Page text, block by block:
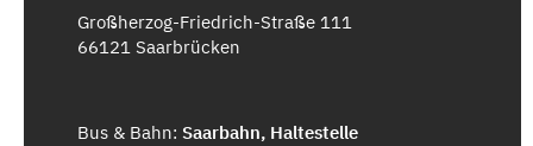
Großherzog-Friedrich-Straße 111
66121 Saarbrücken
Bus & Bahn: Saarbahn, Haltestelle